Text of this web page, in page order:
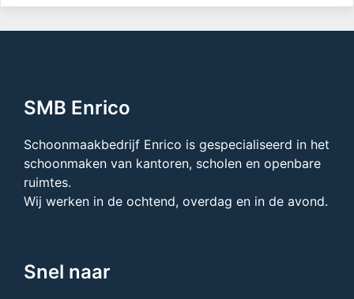
SMB Enrico
Schoonmaakbedrijf Enrico is gespecialiseerd in het
schoonmaken van kantoren, scholen en openbare
ruimtes.
Wij werken in de ochtend, overdag en in de avond.
Snel naar